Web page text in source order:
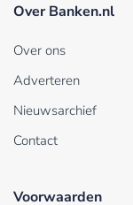
Over Banken.nl
Over ons
Adverteren
Nieuwsarchief
Contact
Voorwaarden